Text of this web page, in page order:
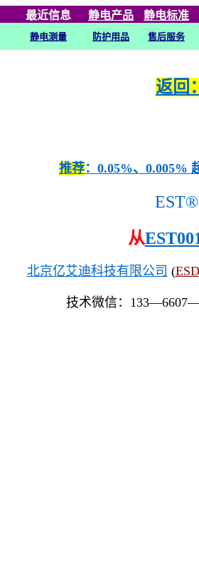
最近信息 静电产品 静电标准
静电测量 防护用品
售后服务
返回
推荐：0.05%、0.005%
EST®
从
北京亿艾迪科技有限公司 (
技术微信：